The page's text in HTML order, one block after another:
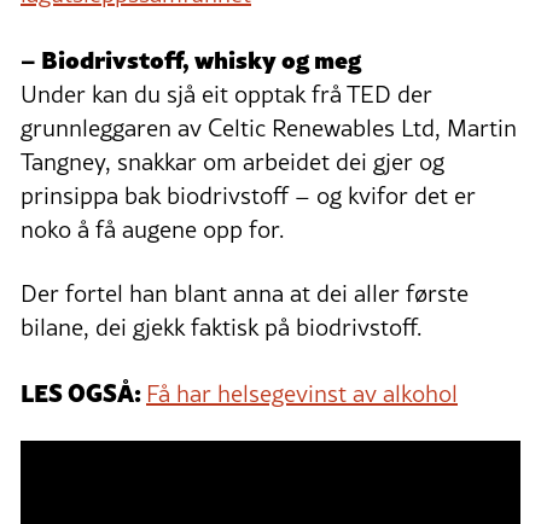
– Biodrivstoff, whisky og meg
Under kan du sjå eit opptak frå TED der
grunnleggaren av Celtic Renewables Ltd, Martin
Tangney, snakkar om arbeidet dei gjer og
prinsippa bak biodrivstoff – og kvifor det er
noko å få augene opp for.
Der fortel han blant anna at dei aller første
bilane, dei gjekk faktisk på biodrivstoff.
LES OGSÅ: Få har helsegevinst av alkohol